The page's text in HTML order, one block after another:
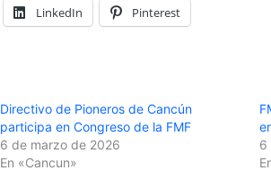
LinkedIn Pinterest
Directivo de Pioneros de Cancún
participa en Congreso de la FMF
6 de marzo de 2026
En «Cancun»
6